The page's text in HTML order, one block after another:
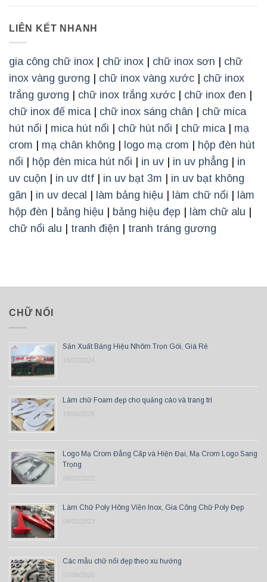
LIÊN KẾT NHANH
gia công chữ inox chữ inox chữ inox sơn
chữ
inox vàng gương
chữ inox vàng xước
chữ inox
trắng gương
chữ inox trắng xước chữ inox đen
chữ inox đế mica| chữ inox sáng chân
chữ mica
hút nổi
mica hút nổi chữ hút nổi chữ mica| mạ
crom
mạ chân không logo mạ crom
hộp đèn hút
nổi
hộp đèn mica hút nổi in uv in uv phẳng
in
uv cuộn
in uv dtf in uv bạt 3m
in uv bạt không
gân
in uv decal làm bảng hiệu làm chữ nổi
làm
hộp đèn
bảng hiệu bảng hiệu đẹp làm chữ alu
chữ nổi alu
tranh điện tranh tráng gương
CHỮ NỔI
Sản Xuất Bảng Hiệu Nhôm Trọn Gói, Giá Rẻ
16/07/2024
Làm chữ Foam đẹp cho quảng cáo và trang trí
19/06/2026
Logo Mạ Crom Đẳng Cấp và Hiện Đại, Mạ Crom Logo Sang
Trọng
09/07/2021
Làm Chữ Poly Hông Viền Inox, Gia Công Chữ Poly Đẹp
04/01/2023
Các mẫu chữ nổi đẹp theo xu hướng
07/08/2026